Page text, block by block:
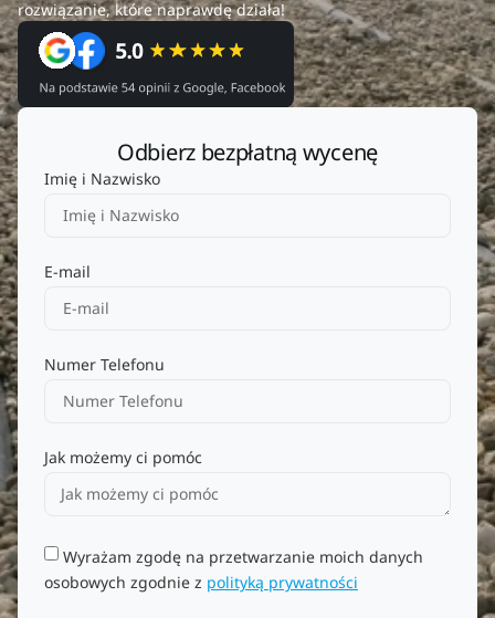
rozwiązanie, które naprawdę działa!
Odbierz bezpłatną wycenę
Imię i Nazwisko
E-mail
Numer Telefonu
Jak możemy ci pomóc
Wyrażam zgodę na przetwarzanie moich danych
osobowych zgodnie z polityką prywatności